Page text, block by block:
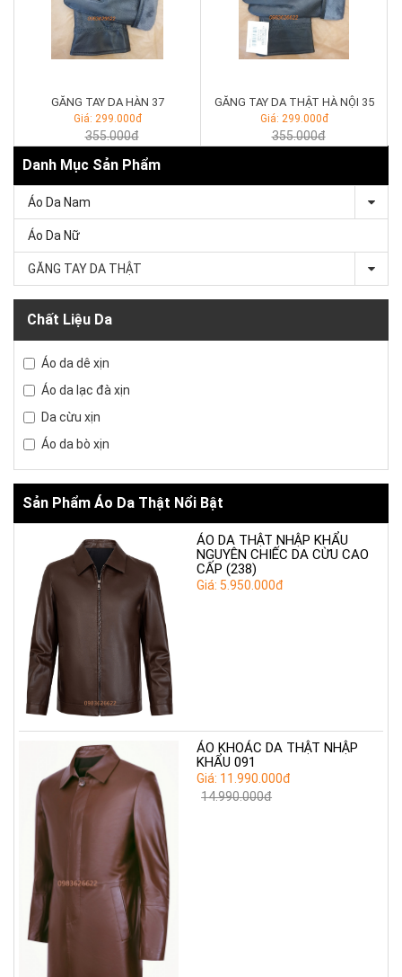
Danh Mục Sản Phẩm
Áo Da Nam
Áo Da Nữ
GĂNG TAY DA THẬT
Chất Liệu Da
Áo da dê xịn
Áo da lạc đà xịn
Da cừu xịn
Áo da bò xịn
Sản Phẩm Áo Da Thật Nổi Bật
ÁO DA THẬT NHẬP KHẨU
NGUYÊN CHIẾC DA CỪU CAO
CẤP (238)
Giá: 5.950.000đ
ÁO KHOÁC DA THẬT NHẬP
KHẨU 091
Giá: 11.990.000đ
14.990.000đ
GĂNG TAY DA HÀN 37
Giá: 299.000đ
355.000đ
GĂNG TAY DA THẬT HÀ NỘI 35
Giá: 299.000đ
355.000đ